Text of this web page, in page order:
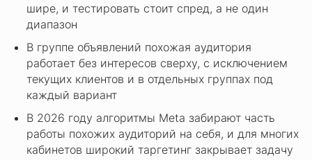
шире, и тестировать стоит спред, а не один
диапазон
В группе объявлений похожая аудитория
работает без интересов сверху, с исключением
текущих клиентов и в отдельных группах под
каждый вариант
В 2026 году алгоритмы Meta забирают часть
работы похожих аудиторий на себя, и для многих
кабинетов широкий таргетинг закрывает задачу